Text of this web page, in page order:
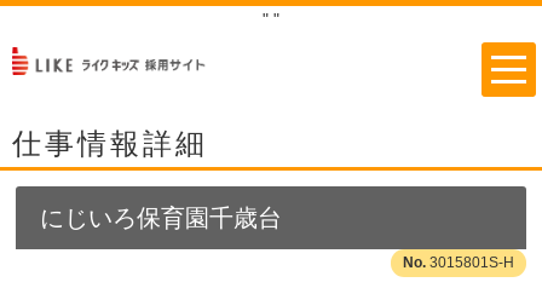
" "
仕事情報詳細
にじいろ保育園千歳台
3015801S-H